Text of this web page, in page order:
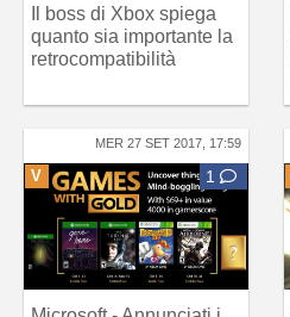
Il boss di Xbox spiega
quanto sia importante la
retrocompatibilità
MER 27 SET 2017, 17:59
V 1